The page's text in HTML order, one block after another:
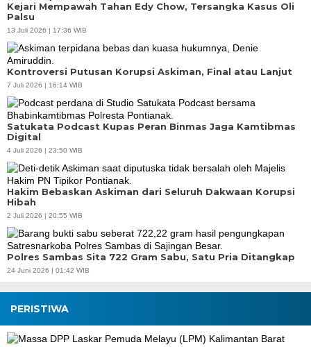
Kejari Mempawah Tahan Edy Chow, Tersangka Kasus Oli
Palsu
13 Juli 2026 | 17:36 WIB
Kontroversi Putusan Korupsi Askiman, Final atau Lanjut
7 Juli 2026 | 16:14 WIB
Satukata Podcast Kupas Peran Binmas Jaga Kamtibmas
Digital
4 Juli 2026 | 23:50 WIB
Hakim Bebaskan Askiman dari Seluruh Dakwaan Korupsi
Hibah
2 Juli 2026 | 20:55 WIB
Polres Sambas Sita 722 Gram Sabu, Satu Pria Ditangkap
24 Juni 2026 | 01:42 WIB
PERISTIWA